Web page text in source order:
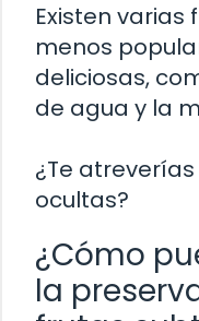
Existen
menos
deliciosas,
de agua y la
¿Te
ocultas?
¿Cómo
la